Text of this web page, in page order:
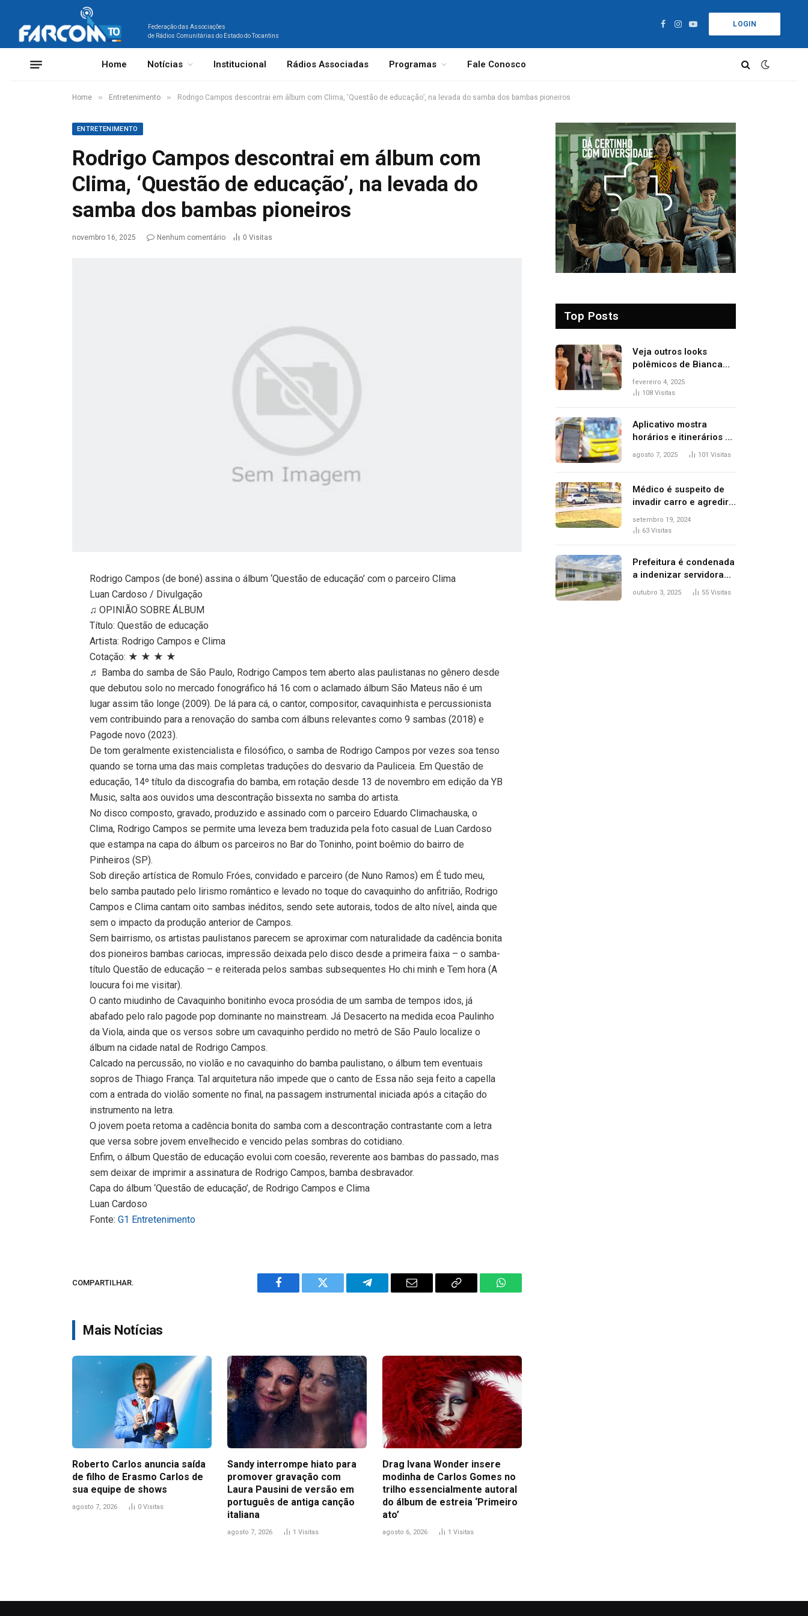
Federação das Associações
de Rádios Comunitárias do Estado do Tocantins
Facebook
Instagram
YouTube
LOGIN
Home Notícias Institucional Rádios Associadas Programas Fale Conosco
Home » Entretenimento » Rodrigo Campos descontrai em álbum com Clima, ‘Questão de educação’, na levada do samba dos bambas pioneiros
ENTRETENIMENTO
Rodrigo Campos descontrai em álbum com
Clima, ‘Questão de educação’, na levada do
samba dos bambas pioneiros
novembro 16, 2025 Nenhum comentário 0 Visitas
Rodrigo Campos (de boné) assina o álbum ‘Questão de educação’ com o parceiro Clima
Luan Cardoso / Divulgação
♫ OPINIÃO SOBRE ÁLBUM
Título: Questão de educação
Artista: Rodrigo Campos e Clima
Cotação: ★ ★ ★ ★
♬ Bamba do samba de São Paulo, Rodrigo Campos tem aberto alas paulistanas no gênero desde
que debutou solo no mercado fonográfico há 16 com o aclamado álbum São Mateus não é um
lugar assim tão longe (2009). De lá para cá, o cantor, compositor, cavaquinhista e percussionista
vem contribuindo para a renovação do samba com álbuns relevantes como 9 sambas (2018) e
Pagode novo (2023).
De tom geralmente existencialista e filosófico, o samba de Rodrigo Campos por vezes soa tenso
quando se torna uma das mais completas traduções do desvario da Pauliceia. Em Questão de
educação, 14º título da discografia do bamba, em rotação desde 13 de novembro em edição da YB
Music, salta aos ouvidos uma descontração bissexta no samba do artista.
No disco composto, gravado, produzido e assinado com o parceiro Eduardo Climachauska, o
Clima, Rodrigo Campos se permite uma leveza bem traduzida pela foto casual de Luan Cardoso
que estampa na capa do álbum os parceiros no Bar do Toninho, point boêmio do bairro de
Pinheiros (SP).
Sob direção artística de Romulo Fróes, convidado e parceiro (de Nuno Ramos) em É tudo meu,
belo samba pautado pelo lirismo romântico e levado no toque do cavaquinho do anfitrião, Rodrigo
Campos e Clima cantam oito sambas inéditos, sendo sete autorais, todos de alto nível, ainda que
sem o impacto da produção anterior de Campos.
Sem bairrismo, os artistas paulistanos parecem se aproximar com naturalidade da cadência bonita
dos pioneiros bambas cariocas, impressão deixada pelo disco desde a primeira faixa – o samba-
título Questão de educação – e reiterada pelos sambas subsequentes Ho chi minh e Tem hora (A
loucura foi me visitar).
O canto miudinho de Cavaquinho bonitinho evoca prosódia de um samba de tempos idos, já
abafado pelo ralo pagode pop dominante no mainstream. Já Desacerto na medida ecoa Paulinho
da Viola, ainda que os versos sobre um cavaquinho perdido no metrô de São Paulo localize o
álbum na cidade natal de Rodrigo Campos.
Calcado na percussão, no violão e no cavaquinho do bamba paulistano, o álbum tem eventuais
sopros de Thiago França. Tal arquitetura não impede que o canto de Essa não seja feito a capella
com a entrada do violão somente no final, na passagem instrumental iniciada após a citação do
instrumento na letra.
O jovem poeta retoma a cadência bonita do samba com a descontração contrastante com a letra
que versa sobre jovem envelhecido e vencido pelas sombras do cotidiano.
Enfim, o álbum Questão de educação evolui com coesão, reverente aos bambas do passado, mas
sem deixar de imprimir a assinatura de Rodrigo Campos, bamba desbravador.
Capa do álbum ‘Questão de educação’, de Rodrigo Campos e Clima
Luan Cardoso
Fonte:G1 Entretenimento
COMPARTILHAR.
Facebook Twitter Telegram Email
Copy
WhatsApp
Mais Notícias
Roberto Carlos anuncia saída
de filho de Erasmo Carlos de
sua equipe de shows
agosto 7, 2026 0 Visitas
Sandy interrompe hiato para
promover gravação com
Laura Pausini de versão em
português de antiga canção
italiana
agosto 7, 2026 1 Visitas
Drag Ivana Wonder insere
modinha de Carlos Gomes no
trilho essencialmente autoral
do álbum de estreia ‘Primeiro
ato’
agosto 6, 2026 1 Visitas
Top Posts
Veja outros looks
polêmicos de Bianca
Censori, esposa de
Kanye West que
fevereiro 4, 2025
108 Visitas
Aplicativo mostra
horários e itinerários de
ônibus a usuários do
agosto 7, 2025 101 Visitas
Médico é suspeito de
invadir carro e agredir
delegado aposentado
durante confusão no
setembro 19, 2024
63 Visitas
Prefeitura é condenada
a indenizar servidora
temporária demitida
outubro 3, 2025 55 Visitas